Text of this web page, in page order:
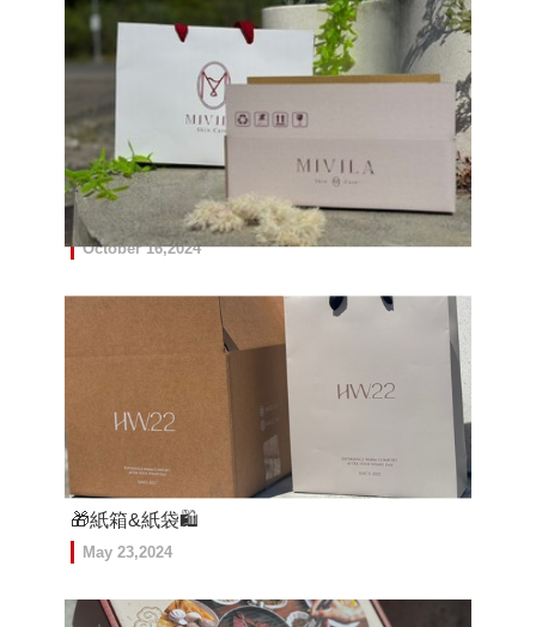
🌟紙箱＋紙袋客製化一站搞定🌟
October 16,2024
🎁紙箱&紙袋🛍️
May 23,2024